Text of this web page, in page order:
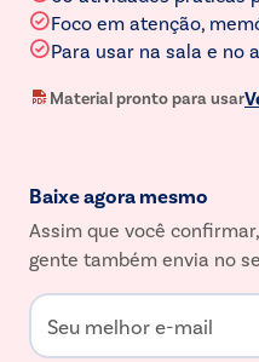
Foco em atenção,
Para usar na sala e no
Material pronto para usar
Baixe agora mesmo
Assim que você
gente também envia no
Seu melhor e-mail